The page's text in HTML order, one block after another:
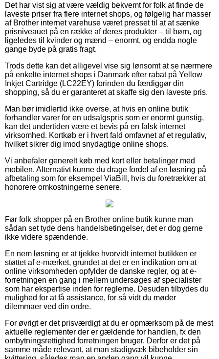
Det har vist sig at være vældig bekvemt for folk at finde de
laveste priser fra flere internet shops, og følgelig har masser
af Brother internet varehuse været presset til at at sænke
prisniveauet på en række af deres produkter – til børn, og
ligeledes til kvinder og mænd – enormt, og endda nogle
gange byde på gratis fragt.
Trods dette kan det alligevel vise sig lønsomt at se nærmere
på enkelte internet shops i Danmark efter rabat på Yellow
Inkjet Cartridge (LC22EY) forinden du færdiggør din
shopping, så du er garanteret at skaffe sig den laveste pris.
Man bør imidlertid ikke overse, at hvis en online butik
forhandler varer for en udsalgspris som er enormt gunstig,
kan det undertiden være et bevis på en falsk internet
virksomhed. Kortkøb er i hvert fald omfavnet af et regulativ,
hvilket sikrer dig imod snydagtige online shops.
Vi anbefaler generelt køb med kort eller betalinger med
mobilen. Alternativt kunne du drage fordel af en løsning på
afbetaling som for eksempel ViaBill, hvis du foretrækker at
honorere omkostningerne senere.
Før folk shopper på en Brother online butik kunne man
sådan set tyde dens handelsbetingelser, det er dog gerne
ikke videre spændende.
En nem løsning er at tjekke hvorvidt internet butikken er
støttet af e-mærket, grundet at det er en indikation om at
online virksomheden opfylder de danske regler, og at e-
forretningen en gang i mellem undersøges af specialister
som har ekspertise inden for reglerne. Desuden tilbydes du
mulighed for at få assistance, for så vidt du møder
dilemmaer ved din ordre.
For øvrigt er det prisværdigt at du er opmærksom på de mest
aktuelle reglementer der er gældende for handlen, fx den
ombytningsrettighed forretningen bruger. Derfor er det på
samme måde relevant, at man stadigvæk bibeholder sin